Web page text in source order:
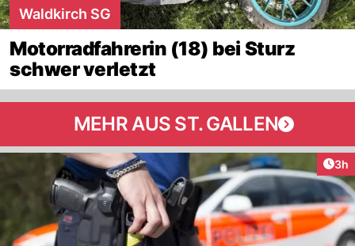
Waldkirch SG
Motorradfahrerin (18) bei Sturz
schwer verletzt
MEHR AUS ST. GALLEN
3h